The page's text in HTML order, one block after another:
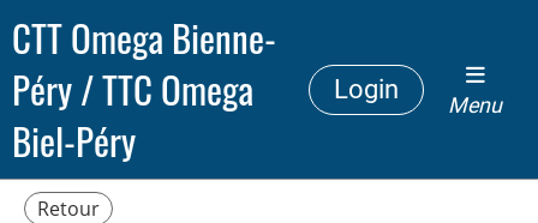
CTT Omega Bienne-
Péry / TTC Omega
Biel-Péry
Login
Menu
Retour